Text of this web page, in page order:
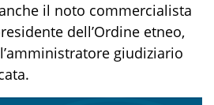
il noto commercialista
dell’Ordine etneo,
giudiziario